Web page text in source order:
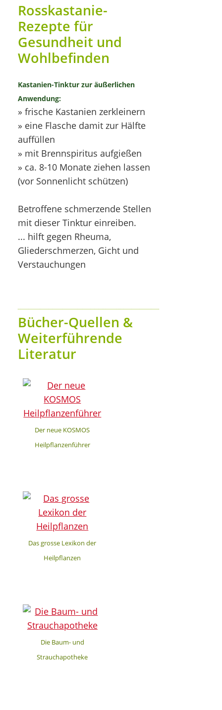
Rosskastanie-
Rezepte für
Gesundheit und
Wohlbefinden
Kastanien-Tinktur zur äußerlichen
Anwendung:
» frische Kastanien zerkleinern
» eine Flasche damit zur Hälfte
auffüllen
» mit Brennspiritus aufgießen
» ca. 8-10 Monate ziehen lassen
(vor Sonnenlicht schützen)
Betroffene schmerzende Stellen
mit dieser Tinktur einreiben.
... hilft gegen Rheuma,
Gliederschmerzen, Gicht und
Verstauchungen
Bücher-Quellen &
Weiterführende
Literatur
Der neue KOSMOS
Heilpflanzenführer
Das grosse Lexikon der
Heilpflanzen
Die Baum- und
Strauchapotheke